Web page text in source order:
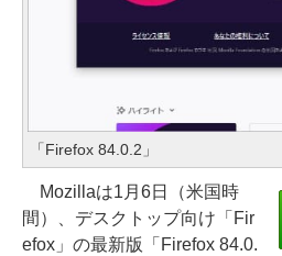
「Firefox 84.0.2」
Mozillaは1月6日（米国時
間）、デスクトップ向け「Fir
efox」の最新版「Firefox 84.0.